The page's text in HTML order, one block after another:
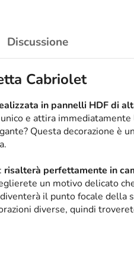
Discussione
Cabriolet
in pannelli HDF di
e attira
Questa decorazione è
risalterà perfettamente in
un motivo delicato
il punto focale della
diverse, quindi